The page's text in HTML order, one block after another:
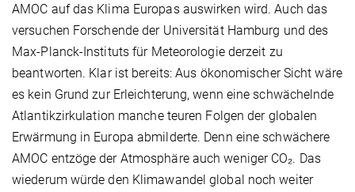
AMOC auf das Klima Europas auswirken wird. Auch das
ver­suchen Forschende der Universität Hamburg und des
Max-Planck-Instituts für Meteorologie derzeit zu
beantworten. Klar ist bereits: Aus ökonomischer Sicht wäre
es kein Grund zur Erleichterung, wenn eine schwächelnde
Atlantikzirkulation manche teuren Folgen der globalen
Erwärmung in Europa abmilderte. Denn eine schwächere
AMOC entzöge der Atmosphäre auch weniger CO₂. Das
wiederum würde den Klimawandel global noch weiter